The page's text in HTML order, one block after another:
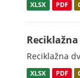
XLSX PDF
Reciklažna
XLSX PDF